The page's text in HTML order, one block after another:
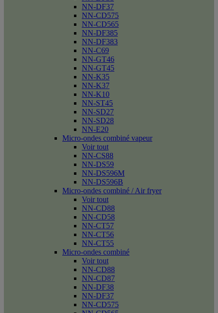
NN-DF37
NN-CD575
NN-CD565
NN-DF385
NN-DF383
NN-C69
NN-GT46
NN-GT45
NN-K35
NN-K37
NN-K10
NN-ST45
NN-SD27
NN-SD28
NN-E20
Micro-ondes combiné vapeur
Voir tout
NN-CS88
NN-DS59
NN-DS596M
NN-DS596B
Micro-ondes combiné / Air fryer
Voir tout
NN-CD88
NN-CD58
NN-CT57
NN-CT56
NN-CT55
Micro-ondes combiné
Voir tout
NN-CD88
NN-CD87
NN-DF38
NN-DF37
NN-CD575